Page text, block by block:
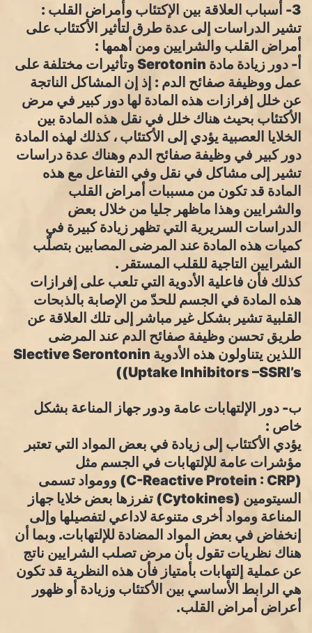
3- أسباب العلاقة بين الإكتئاب وأمراض القلب :
تشير الدراسات إلى عدة طرق لتأثير الأكتئاب على
أمراض القلب والشرايين ومن أهمها :
أ- دور زيادة مادة Serotonin وتأثيرات مختلفة على
عمل ووظيفة صفائح الدم : إذ إن المشاكل الناتجة
عن خلل إفرازات هذه المادة لها دور كبير في مرض
الأكتئاب بحيث هناك خلل في نقل هذه المادة بين
الخلايا العصبية يؤدي إلى الأكتئاب ، كذلك لهذه المادة
دور كبير في وظيفة صفائح الدم وهناك عدة دراسات
تشير إلى مشاكل في نقل وفي التفاعل مع هذه
المادة قد تكون من مسببات أمراض القلب
والشرايين وهذا ماظهر جليا من خلال بعض
الدراسات السريرية التي تظهر زيادة كبيرة في
كميات هذه المادة عند المرضى المصابين بتصلّب
الشرايين التاجية للقلب المستقر .
كذلك فأن فاعلية الأدوية التي تلعب على إفرازات
هذه المادة في الجسم للحدّ من الإصابة بالذبحات
القلبية تشير بشكل غير مباشر إلى تلك العلاقة عن
طريق تحسن وظيفة صفائح الدم عند المرضى
اللذين يتناولون هذه الأدوية Slective Serontonin
Uptake Inhibitors –SSRI’s))
ب- دور الإلتهابات عامة ودور جهاز المناعة بشكل
خاص :
يؤدي الأكتئاب إلى زيادة في بعض المواد التي تعتبر
مؤشرات عامة للإلتهابات في الجسم مثل
(C-Reactive Protein : CRP) وومواد تسمى
السيتومين (Cytokines) تفرزها بعض خلايا جهاز
المناعة ومواد أخرى متنوعة لاداعي لتفصيلها وإلى
إنخفاض في بعض المواد المضادة للإلتهابات. وبما أن
هناك نظريات تقول بأن مرض تصلب الشرايين ناتج
عن عملية إلتهابات بأمتياز فأن هذه النظرية قد تكون
هي الرابط الأساسي بين الأكتئاب وزيادة أو ظهور
أعراض أمراض القلب.